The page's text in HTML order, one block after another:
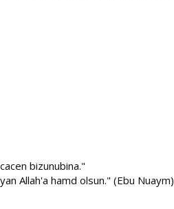
bizunubina."
Allah'a hamd olsun." (Ebu Nuaym)